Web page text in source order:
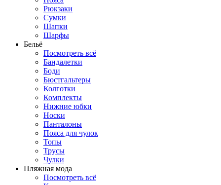
Рюкзаки
Сумки
Шапки
Шарфы
Бельё
Посмотреть всё
Бандалетки
Боди
Бюстгальтеры
Колготки
Комплекты
Нижние юбки
Носки
Панталоны
Поясa для чулок
Топы
Трусы
Чулки
Пляжная мода
Посмотреть всё